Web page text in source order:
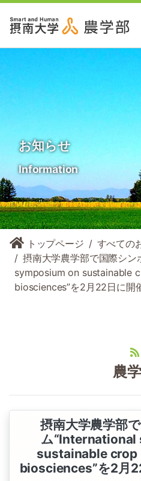
お知らせ
Information
トップページ すべての
摂南大学農学部で国際シ
symposium on sustainable
biosciences”を2月22日に開
農
摂南大学農学部
ム
sustainable
biosciences”を2月